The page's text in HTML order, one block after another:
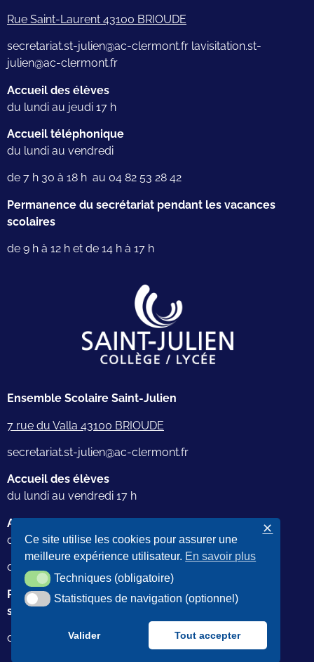
Rue Saint-Laurent 43100 BRIOUDE
secretariat.st-julien@ac-clermont.fr lavisitation.st-
julien@ac-clermont.fr
Accueil des élèves
du lundi au jeudi 17 h
Accueil téléphonique
du lundi au vendredi
de 7 h 30 à 18 h au 04 82 53 28 42
Permanence du secrétariat pendant les vacances
scolaires
de 9 h à 12 h et de 14 h à 17 h
Ensemble Scolaire Saint-Julien
7 rue du Valla 43100 BRIOUDE
secretariat.st-julien@ac-clermont.fr
Accueil des élèves
du lundi au vendredi 17 h
Accueil téléphonique
du lundi au vendredi
de 7 h 30 à 18 h au 04 71 50 13 95
Permanence du secrétariat pendant les vacances
scolaires
de 9 h à 12 h et de 14 h à 17 h
Ce site utilise les cookies pour assurer une
meilleure expérience utilisateur. En savoir plus
Techniques (obligatoire)
Techniques (obligatoire)
Statistiques de navigation (optionnel)
Statistiques de navigation (optionnel)
Valider Tout accepter
✕